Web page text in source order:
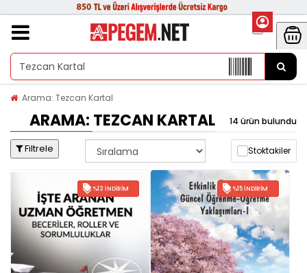
Arama: Tezcan Kartal
ARAMA: TEZCAN KARTAL 14 ürün bulundu
Filtrele Stoktakiler
%13 İNDIRIM %15 İNDIRIM